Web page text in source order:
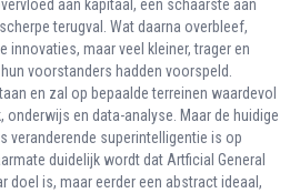
aan kapitaal, een schaarste aan
terugval. Wat daarna overbleef,
innovaties, maar veel kleiner, trager en
voorstanders hadden voorspeld.
en zal op bepaalde terreinen waardevol
onderwijs en data-analyse. Maar de huidige
veranderende superintelligentie is op
duidelijk wordt dat Artficial General
doel is, maar eerder een abstract ideaal,